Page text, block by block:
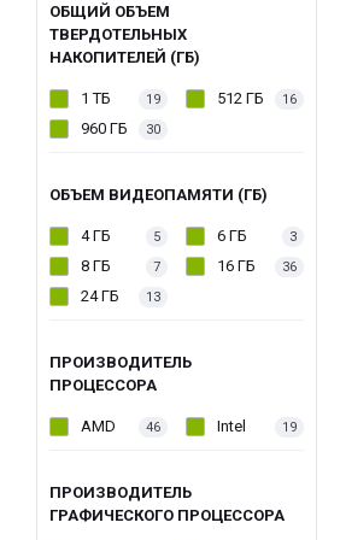
ОБЩИЙ ОБЪЕМ
ТВЕРДОТЕЛЬНЫХ
НАКОПИТЕЛЕЙ (ГБ)
1 ТБ 19 512 ГБ 16
960 ГБ 30
ОБЪЕМ ВИДЕОПАМЯТИ (ГБ)
4 ГБ 5 6 ГБ 3
8 ГБ 7 16 ГБ 36
24 ГБ 13
ПРОИЗВОДИТЕЛЬ
ПРОЦЕССОРА
AMD 46 Intel 19
ПРОИЗВОДИТЕЛЬ
ГРАФИЧЕСКОГО ПРОЦЕССОРА